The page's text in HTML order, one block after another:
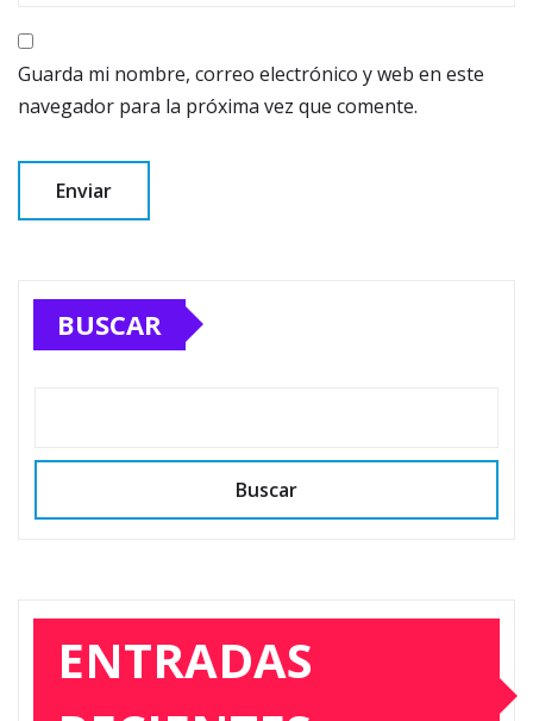
Guarda mi nombre, correo electrónico y web en este
navegador para la próxima vez que comente.
BUSCAR
Buscar
ENTRADAS